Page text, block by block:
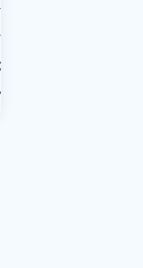
& Cultuur
alle categorieën